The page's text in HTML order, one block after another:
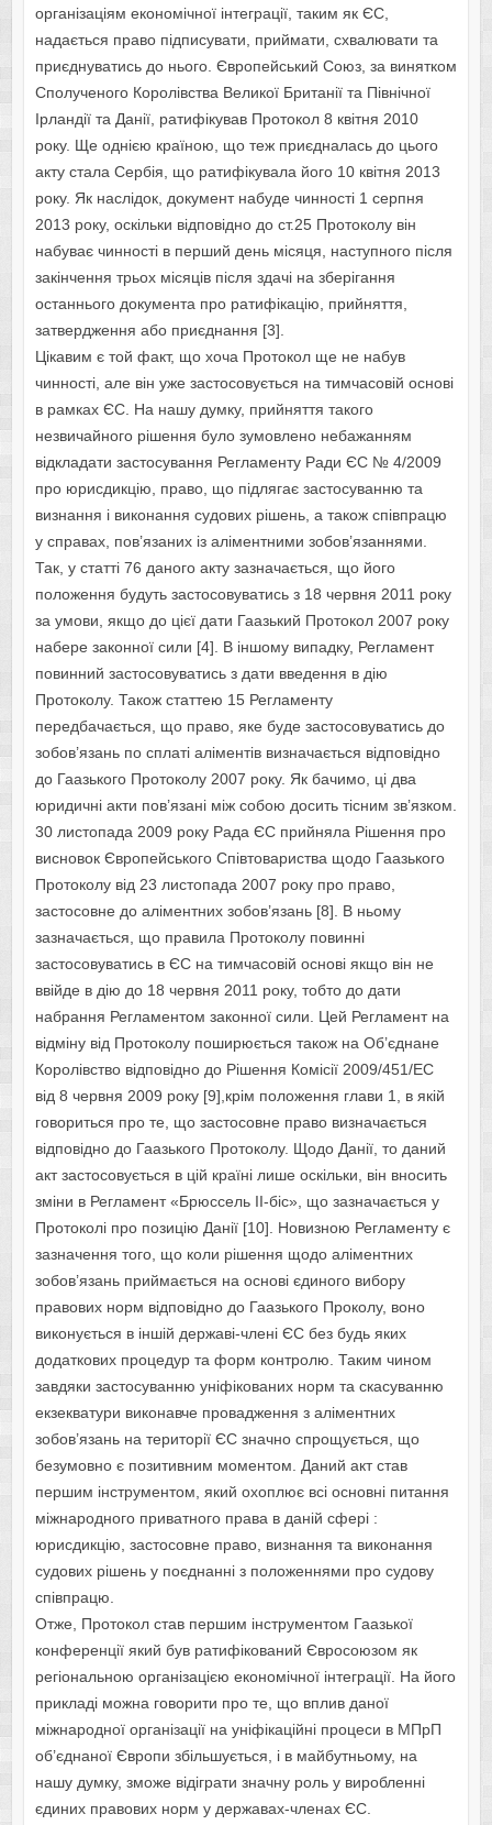
організаціям економічної інтеграції, таким як ЄС,
надається право підписувати, приймати, схвалювати та
приєднуватись до нього. Європейський Союз, за винятком
Сполученого Королівства Великої Британії та Північної
Ірландії та Данії, ратифікував Протокол 8 квітня 2010
року. Ще однією країною, що теж приєдналась до цього
акту стала Сербія, що ратифікувала його 10 квітня 2013
року. Як наслідок, документ набуде чинності 1 серпня
2013 року, оскільки відповідно до ст.25 Протоколу він
набуває чинності в перший день місяця, наступного після
закінчення трьох місяців після здачі на зберігання
останнього документа про ратифікацію, прийняття,
затвердження або приєднання [3].
Цікавим є той факт, що хоча Протокол ще не набув
чинності, але він уже застосовується на тимчасовій основі
в рамках ЄС. На нашу думку, прийняття такого
незвичайного рішення було зумовлено небажанням
відкладати застосування Регламенту Ради ЄС № 4/2009
про юрисдикцію, право, що підлягає застосуванню та
визнання і виконання судових рішень, а також співпрацю
у справах, пов’язаних із аліментними зобов’язаннями.
Так, у статті 76 даного акту зазначається, що його
положення будуть застосовуватись з 18 червня 2011 року
за умови, якщо до цієї дати Гаазький Протокол 2007 року
набере законної сили [4]. В іншому випадку, Регламент
повинний застосовуватись з дати введення в дію
Протоколу. Також статтею 15 Регламенту
передбачається, що право, яке буде застосовуватись до
зобов’язань по сплаті аліментів визначається відповідно
до Гаазького Протоколу 2007 року. Як бачимо, ці два
юридичні акти пов’язані між собою досить тісним зв’язком.
30 листопада 2009 року Рада ЄС прийняла Рішення про
висновок Європейського Співтовариства щодо Гаазького
Протоколу від 23 листопада 2007 року про право,
застосовне до аліментних зобов’язань [8]. В ньому
зазначається, що правила Протоколу повинні
застосовуватись в ЄС на тимчасовій основі якщо він не
ввійде в дію до 18 червня 2011 року, тобто до дати
набрання Регламентом законної сили. Цей Регламент на
відміну від Протоколу поширюється також на Об’єднане
Королівство відповідно до Рішення Комісії 2009/451/EC
від 8 червня 2009 року [9],крім положення глави 1, в якій
говориться про те, що застосовне право визначається
відповідно до Гаазького Протоколу. Щодо Данії, то даний
акт застосовується в цій країні лише оскільки, він вносить
зміни в Регламент «Брюссель II-біс», що зазначається у
Протоколі про позицію Данії [10]. Новизною Регламенту є
зазначення того, що коли рішення щодо аліментних
зобов’язань приймається на основі єдиного вибору
правових норм відповідно до Гаазького Проколу, воно
виконується в іншій державі-члені ЄС без будь яких
додаткових процедур та форм контролю. Таким чином
завдяки застосуванню уніфікованих норм та скасуванню
екзекватури виконавче провадження з аліментних
зобов’язань на території ЄС значно спрощується, що
безумовно є позитивним моментом. Даний акт став
першим інструментом, який охоплює всі основні питання
міжнародного приватного права в даній сфері :
юрисдикцію, застосовне право, визнання та виконання
судових рішень у поєднанні з положеннями про судову
співпрацю.
Отже, Протокол став першим інструментом Гаазької
конференції який був ратифікований Євросоюзом як
регіональною організацією економічної інтеграції. На його
прикладі можна говорити про те, що вплив даної
міжнародної організації на уніфікаційні процеси в МПрП
об’єднаної Європи збільшується, і в майбутньому, на
нашу думку, зможе відіграти значну роль у виробленні
єдиних правових норм у державах-членах ЄС.